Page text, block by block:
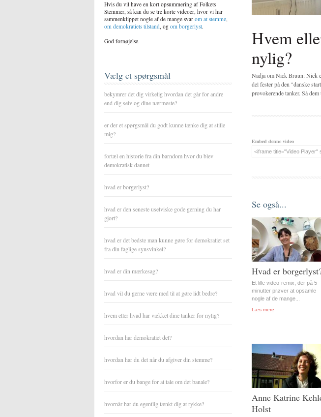
Hvis du vil have en kort opsummering af Folkets
Stemmer, så kan du se tre korte videoer, hvor vi har
sammenklippet nogle af de mange svar om at stemme,
om demokratiets tilstand, og om borgerlyst.
God fornøjelse.
Vælg et spørgsmål
bekymrer det dig virkelig hvordan det går for andre
end dig selv og dine nærmeste?
er der et spørgsmål du godt kunne tænke dig at stille
mig?
fortæl en historie fra din barndom hvor du blev
demokratisk dannet
hvad er borgerlyst?
hvad er den seneste uselviske gode gerning du har
gjort?
hvad er det bedste man kunne gøre for demokratiet set
fra din faglige synsvinkel?
hvad er din mærkesag?
hvad vil du gerne være med til at gøre lidt bedre?
hvem eller hvad har vækket dine tanker for nylig?
hvordan har demokratiet det?
hvordan har du det når du afgiver din stemme?
hvorfor er du bange for at tale om det banale?
hvornår har du egentlig tænkt dig at rykke?
Hvem
nylig?
Nadja om Nick Bruun: Nick
del fester på den "danske
provokerende tanker. Så
Embed denne video
Se også...
Hvad er
Et lille video-remix, der på 5
minutter prøver at opsamle
nogle af de mange...
Læs mere
Anne Katrine
Holst